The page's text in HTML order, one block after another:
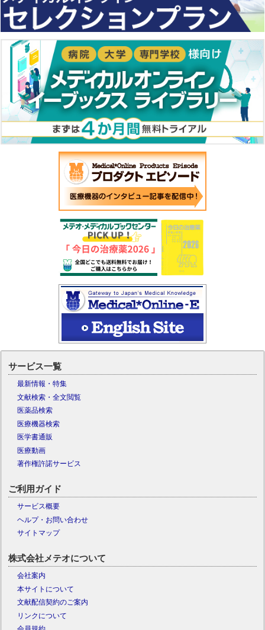
サービス一覧
最新情報・特集
文献検索・全文閲覧
医薬品検索
医療機器検索
医学書通販
医療動画
著作権許諾サービス
ご利用ガイド
サービス概要
ヘルプ・お問い合わせ
サイトマップ
株式会社メテオについて
会社案内
本サイトについて
文献配信契約のご案内
リンクについて